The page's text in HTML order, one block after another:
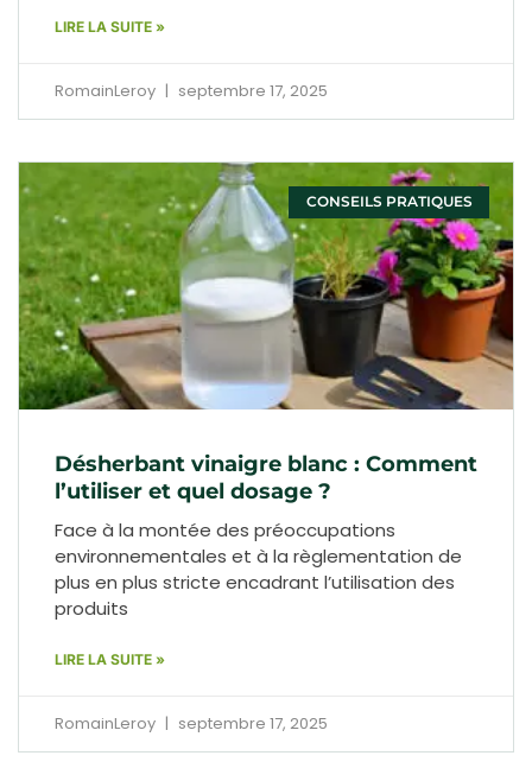
LIRE LA SUITE »
RomainLeroy septembre 17, 2025
CONSEILS PRATIQUES
Désherbant vinaigre blanc : Comment
l’utiliser et quel dosage ?
Face à la montée des préoccupations
environnementales et à la règlementation de
plus en plus stricte encadrant l’utilisation des
produits
LIRE LA SUITE »
RomainLeroy septembre 17, 2025